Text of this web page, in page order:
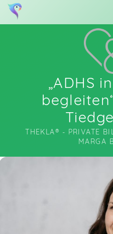
„ADHS
THEKLA® - PRIVATE
MARGA